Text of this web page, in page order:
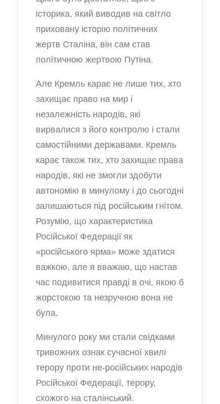
історика, який виводив на світло
приховану історію політичних
жертв Сталіна, він сам став
політичною жертвою Путіна.
Але Кремль карає не лише тих, хто
захищає право на мир і
незалежність народів, які
вирвалися з його контролю і стали
самостійними державами. Кремль
карає також тих, хто захищає права
народів, які не змогли здобути
автономію в минулому і до сьогодні
залишаються під російським гнітом.
Розумію, що характеристика
Російської Федерації як
«російського ярма» може здатися
важкою, але я вважаю, що настав
час подивитися правді в очі, якою б
жорстокою та незручною вона не
була.
Минулого року ми стали свідками
тривожних ознак сучасної хвилі
терору проти не-російських народів
Російської Федерації, терору,
схожого на сталінський.